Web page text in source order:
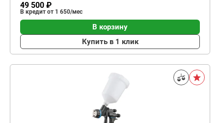
49 500 ₽
В кредит от 1 650/мес
В корзину
Купить в 1 клик